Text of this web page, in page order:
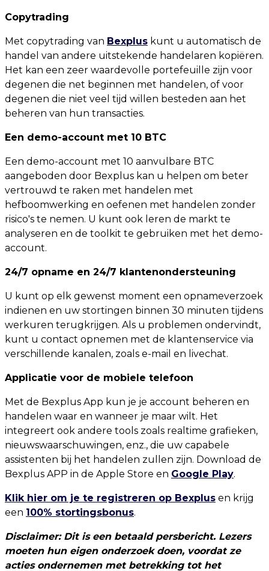
Copytrading
Met copytrading van Bexplus kunt u automatisch de
handel van andere uitstekende handelaren kopiëren.
Het kan een zeer waardevolle portefeuille zijn voor
degenen die net beginnen met handelen, of voor
degenen die niet veel tijd willen besteden aan het
beheren van hun transacties.
Een demo-account met 10 BTC
Een demo-account met 10 aanvulbare BTC
aangeboden door Bexplus kan u helpen om beter
vertrouwd te raken met handelen met
hefboomwerking en oefenen met handelen zonder
risico's te nemen. U kunt ook leren de markt te
analyseren en de toolkit te gebruiken met het demo-
account.
24/7 opname en 24/7 klantenondersteuning
U kunt op elk gewenst moment een opnameverzoek
indienen en uw stortingen binnen 30 minuten tijdens
werkuren terugkrijgen. Als u problemen ondervindt,
kunt u contact opnemen met de klantenservice via
verschillende kanalen, zoals e-mail en livechat.
Applicatie voor de mobiele telefoon
Met de Bexplus App kun je je account beheren en
handelen waar en wanneer je maar wilt. Het
integreert ook andere tools zoals realtime grafieken,
nieuwswaarschuwingen, enz., die uw capabele
assistenten bij het handelen zullen zijn. Download de
Bexplus APP in de Apple Store en Google Play.
Klik hier om je te registreren op Bexplus en krijg
een 100% stortingsbonus.
Disclaimer: Dit is een betaald persbericht. Lezers
moeten hun eigen onderzoek doen, voordat ze
acties ondernemen met betrekking tot het